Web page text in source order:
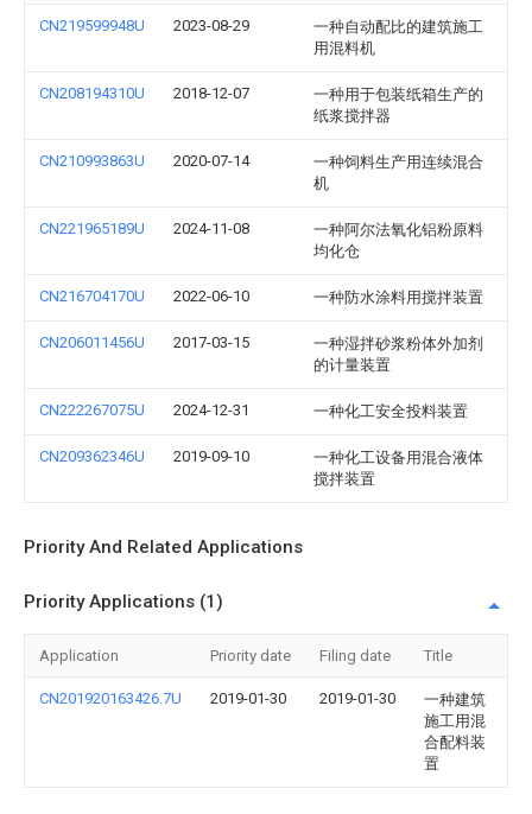
CN219599948U 2023-08-29
一种自动配比的建筑施工
用混料机
CN208194310U 2018-12-07
一种用于包装纸箱生产的
纸浆搅拌器
CN210993863U 2020-07-14
一种饲料生产用连续混合
机
CN221965189U 2024-11-08
一种阿尔法氧化铝粉原料
均化仓
CN216704170U 2022-06-10 一种防水涂料用搅拌装置
CN206011456U 2017-03-15
一种湿拌砂浆粉体外加剂
的计量装置
CN222267075U 2024-12-31 一种化工安全投料装置
CN209362346U 2019-09-10
一种化工设备用混合液体
搅拌装置
Priority And Related Applications
Priority Applications (1)
Application Priority date Filing date Title
CN201920163426.7U 2019-01-30 2019-01-30
一种建筑
施工用混
合配料装
置